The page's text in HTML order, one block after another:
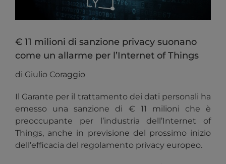
€ 11 milioni di sanzione privacy suonano
come un allarme per l’Internet of Things
di Giulio Coraggio
Il Garante per il trattamento dei dati personali ha
emesso una sanzione di € 11 milioni che è
preoccupante per l’industria dell’Internet of
Things, anche in previsione del prossimo inizio
dell’efficacia del regolamento privacy europeo.